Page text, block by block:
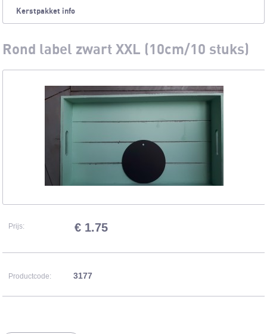
Kerstpakket info
Rond label zwart XXL (10cm/10 stuks)
Prijs: € 1.75
Productcode: 3177